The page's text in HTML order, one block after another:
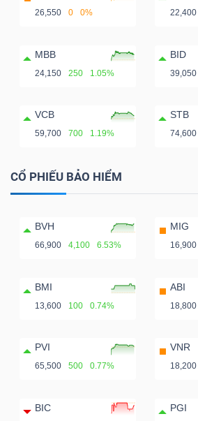
26,550 0 0% 22,400
MBB
24,150 250 1.05%
BID
39,050
VCB
59,700 700 1.19%
STB
74,600
CỔ PHIẾU BẢO HIỂM
BVH
66,900 4,100 6.53%
MIG
16,900
BMI
13,600 100 0.74%
ABI
18,800
PVI
65,500 500 0.77%
VNR
18,200
BIC PGI